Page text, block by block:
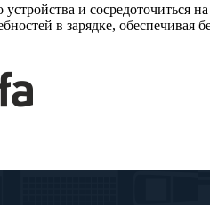
и сосредоточиться
в зарядке, обеспечивая